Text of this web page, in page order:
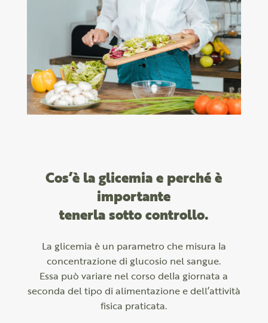
Cos’è la glicemia e perché è
importante
tenerla sotto controllo.
La glicemia è un parametro che misura la
concentrazione di glucosio nel sangue.
Essa può variare nel corso della giornata a
seconda del tipo di alimentazione e dell’attività
fisica praticata.